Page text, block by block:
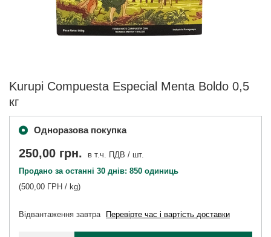
Kurupi Compuesta Especial Menta Boldo 0,5
кг
Одноразова покупка
Відвантаження завтра Перевірте час і вартість доставки
250,00 грн. в т.ч. ПДВ / шт.
Продано за останні 30 днів: 850 одиниць
(500,00 ГРН / kg)